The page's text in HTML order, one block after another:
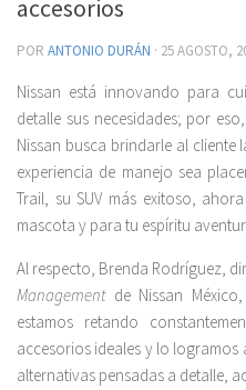
accesorios
POR ANTONIO DURÁN · 25 AGOSTO,
Nissan está innovando para
detalle sus necesidades; por
Nissan busca brindarle al cliente
experiencia de manejo sea
Trail, su SUV más exitoso,
mascota y para tu espíritu
Al respecto, Brenda Rodríguez,
Managementde Nissan México,
estamos retando
accesorios ideales y lo logramos
alternativas pensadas a detalle,